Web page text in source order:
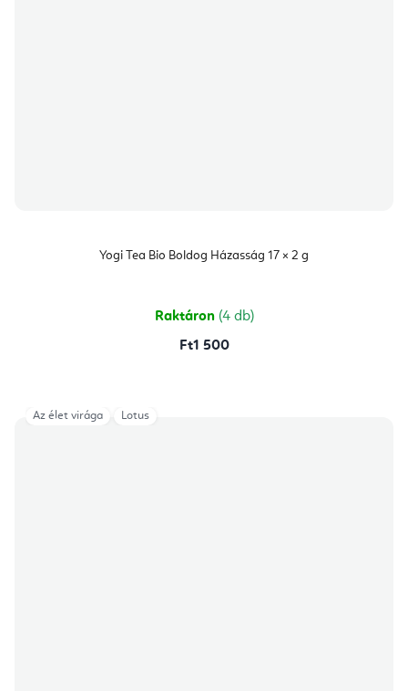
Yogi Tea Bio Boldog Házasság 17 × 2 g
Raktáron (4 db)
Ft1 500
Az élet virága Lotus